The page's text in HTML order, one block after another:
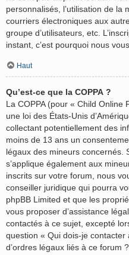
personnalisés, l’utilisation de la
courriers électroniques aux
groupe d’utilisateurs, etc.
instant, c’est pourquoi nous
Haut
Qu’est-ce que la COPPA ?
La COPPA (pour « Child Online
une loi des États-Unis
collectant potentiellement des
moins de 13 ans un
légaux des mineurs concernés.
s’applique également aux
inscrits sur votre forum, nous
conseiller juridique qui pourra
phpBB Limited et que les
vous proposer d’assistance
contactés à ce sujet, excepté
question « Qui dois-je contacter
d’ordres légaux liés à ce forum